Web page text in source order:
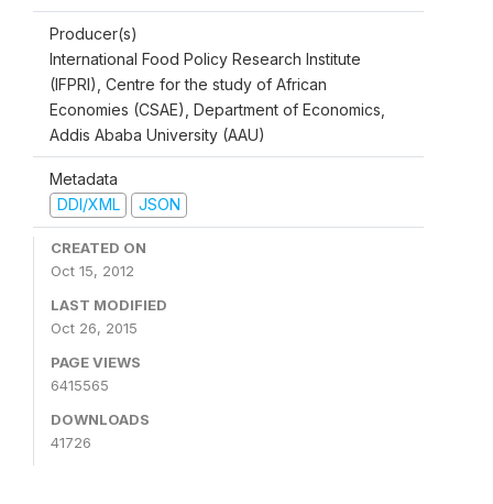
Producer(s)
International Food Policy Research Institute
(IFPRI), Centre for the study of African
Economies (CSAE), Department of Economics,
Addis Ababa University (AAU)
Metadata
DDI/XML
JSON
CREATED ON
Oct 15, 2012
LAST MODIFIED
Oct 26, 2015
PAGE VIEWS
6415565
DOWNLOADS
41726